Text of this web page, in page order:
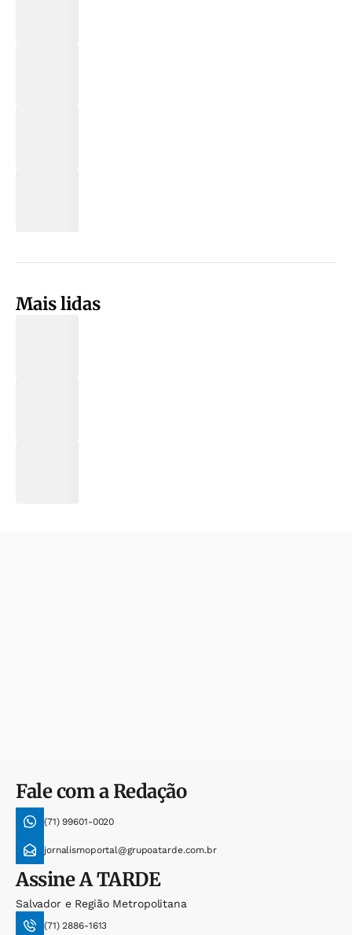
Mais lidas
Fale com a Redação
(71) 99601-0020
jornalismoportal@grupoatarde.com.br
AssineA TARDE
Salvador e Região Metropolitana
(71) 2886-1613